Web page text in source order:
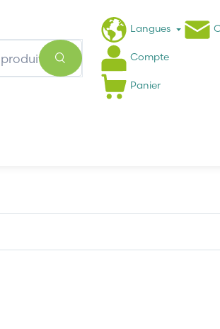
Langues
Compte
Panier